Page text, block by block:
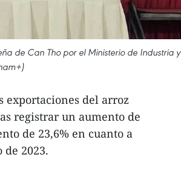
de Can Tho por el Ministerio de Industria y
exportaciones del arroz
registrar un aumento de
de 23,6% en cuanto a
2023.